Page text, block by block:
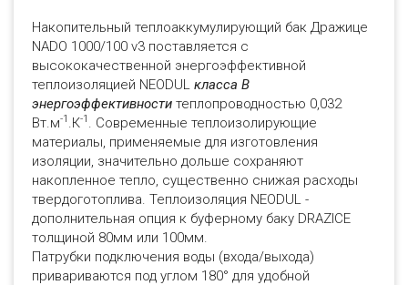
Накопительный теплоаккумулирующий бак Дражице
NADO 1000/100 v3 поставляется с
высококачественной энергоэффективной
теплоизоляцией NEODUL класса В
энергоэффективности теплопроводностью 0,032
Вт.м-1 .К-1 . Современные теплоизолирующие
материалы, применяемые для изготовления
изоляции, значительно дольше сохраняют
накопленное тепло, существенно снижая расходы
твердоготоплива. Теплоизоляция NEODUL -
дополнительная опция к буферному баку DRAZICE
толщиной 80мм или 100мм.
Патрубки подключения воды (входа/выхода)
привариваются под углом 180° для удобной